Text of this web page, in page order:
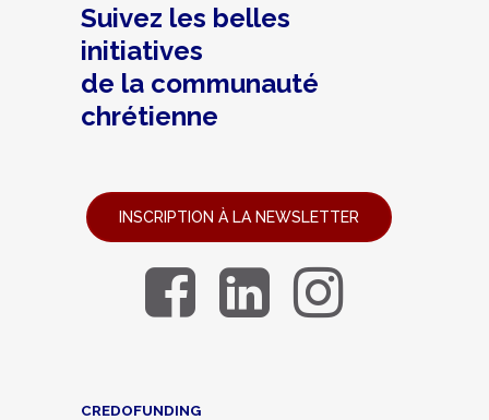
Suivez les belles
initiatives
de la communauté
chrétienne
INSCRIPTION À LA NEWSLETTER
CREDOFUNDING